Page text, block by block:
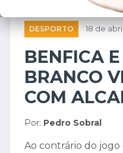
DESPORTO 18 de
BENFICA
BRANCO
COM
Por: Pedro Sobral
Ao contrário do